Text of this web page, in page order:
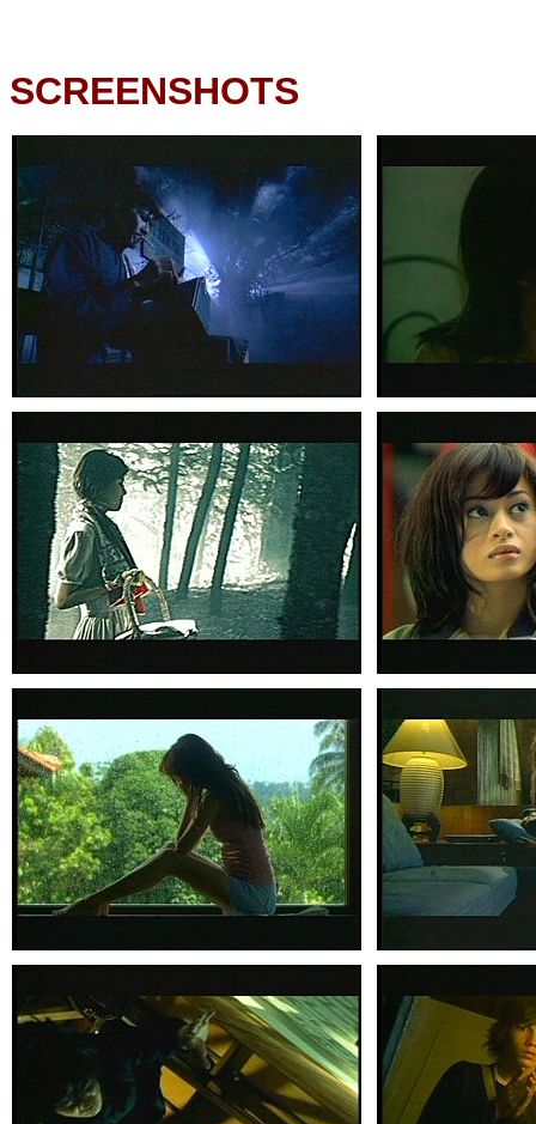
SCREENSHOTS